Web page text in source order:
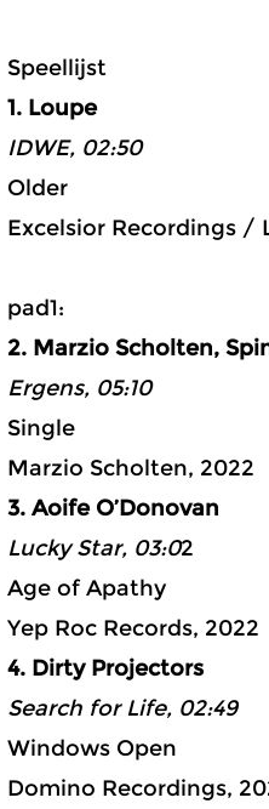
Speellijst
1. Loupe
IDWE, 02:50
Older
Excelsior Recordings /
2. Marzio Scholten,
Ergens, 05:10
Single
Marzio Scholten, 2022
3. Aoife O’Donovan
Lucky Star, 03:02
Age of Apathy
Yep Roc Records, 2022
4. Dirty Projectors
Search for Life, 02:49
Windows Open
Domino Recordings,